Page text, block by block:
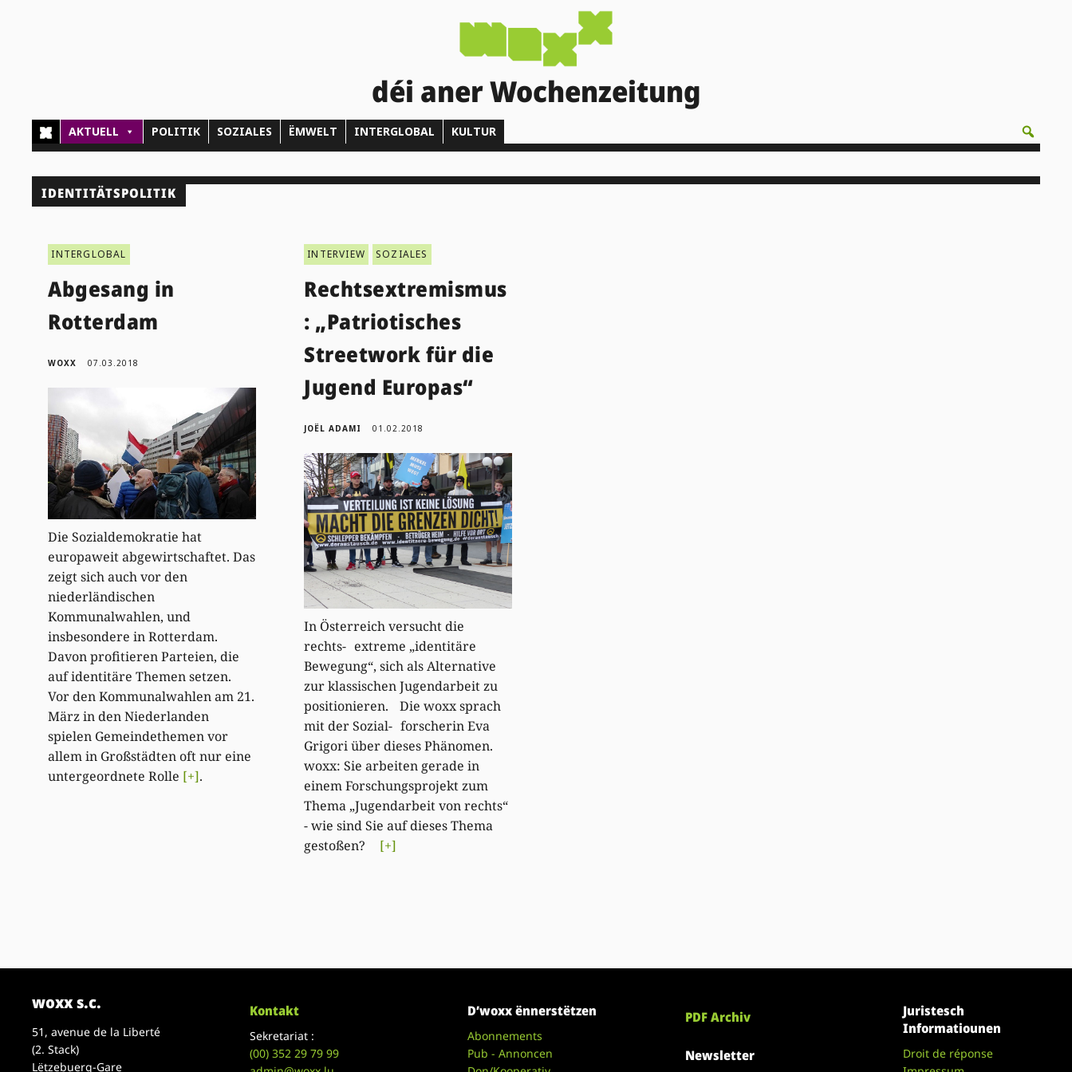
déi aner Wochenzeitung
AKTUELL POLITIK SOZIALES ËMWELT INTERGLOBAL KULTUR
IDENTITÄTSPOLITIK
INTERGLOBAL
Abgesang in
Rotterdam
WOXX 07.03.2018
Die Sozialdemokratie hat
europaweit abgewirtschaftet. Das
zeigt sich auch vor den
niederländischen
Kommunalwahlen, und
insbesondere in Rotterdam.
Davon profitieren Parteien, die
auf identitäre Themen setzen.
Vor den Kommunalwahlen am 21.
März in den Niederlanden
spielen Gemeindethemen vor
allem in Großstädten oft nur eine
untergeordnete Rolle [+].
INTERVIEW SOZIALES
Rechtsextremismus
: „Patriotisches
Streetwork für die
Jugend Europas“
JOËL ADAMI 01.02.2018
In Österreich versucht die
rechts- extreme „identitäre
Bewegung“, sich als Alternative
zur klassischen Jugendarbeit zu
positionieren. Die woxx sprach
mit der Sozial- forscherin Eva
Grigori über dieses Phänomen.
woxx: Sie arbeiten gerade in
einem Forschungsprojekt zum
Thema „Jugendarbeit von rechts“
- wie sind Sie auf dieses Thema
gestoßen? [+]
woxx s.c.
51, avenue de la Liberté
(2. Stack)
Lëtzebuerg-Gare
Kontakt
Sekretariat :
(00)352 29 79 99
D’woxx ënnerstëtzen
Abonnements
Pub - Annoncen
PDF Archiv
Newsletter
Juristesch
Informatiounen
Droit de réponse